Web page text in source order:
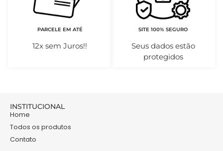
PARCELE EM ATÉ
12x sem Juros!!
SITE 100% SEGURO
Seus dados estão
protegidos
INSTITUCIONAL
Home
Todos os produtos
Contato